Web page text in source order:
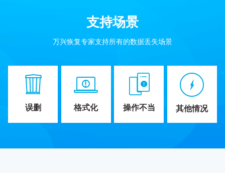
支持场景
万兴恢复专家支持所有的数据丢失场景
误删 格式化 操作不当 其他情况